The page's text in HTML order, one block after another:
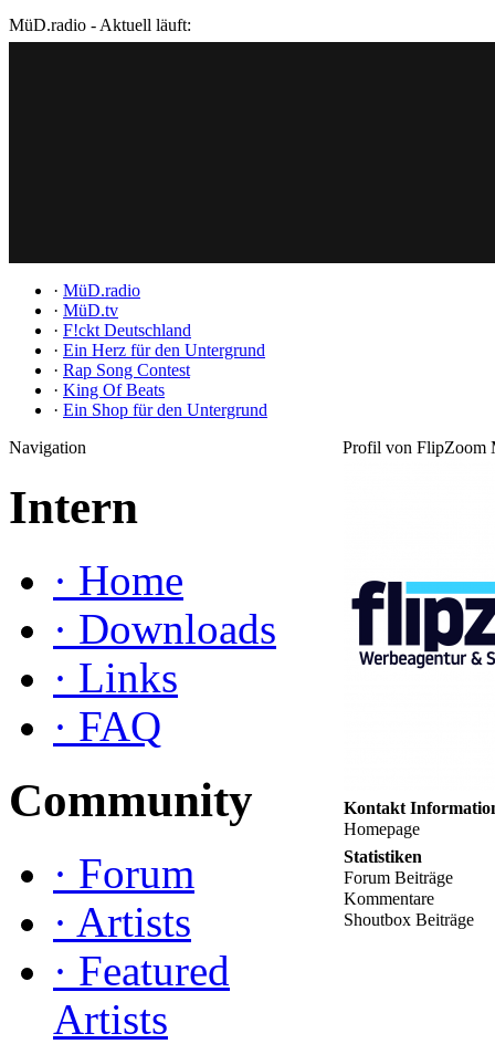
MüD.radio - Aktuell läuft:
· MüD.radio
· MüD.tv
· F!ckt Deutschland
· Ein Herz für den Untergrund
· Rap Song Contest
· King Of Beats
· Ein Shop für den Untergrund
Navigation
Intern
· Home
· Downloads
· Links
· FAQ
Community
· Forum
· Artists
· Featured
Artists
Profil von FlipZoom
Kontakt
Homepage
Statistiken
Forum Beiträge
Kommentare
Shoutbox Beiträge